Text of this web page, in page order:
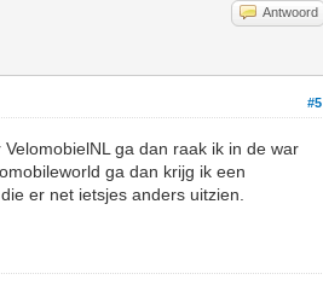
Antwoord
#5
ga dan raak ik in de war
ga dan krijg ik een
er net ietsjes anders uitzien.